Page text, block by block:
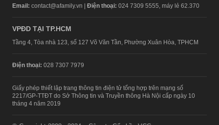
Email: contact@afamily.vn | Điện thoại: 024 7309 5555, máy lẻ 62.370
VPĐD TẠI TP.HCM
Tầng 4, Tòa nhà 123, số 127 Võ Văn Tần, Phường Xuân Hòa, TPHCM
Điện thoại: 028 7307 7979
Giấy phép thiết lập trang thông tin điện tử tổng hợp trên mạng số
2217/GP-TTĐT do Sở Thông tin và Truyền thông Hà Nội cấp ngày 10
tháng 4 năm 2019